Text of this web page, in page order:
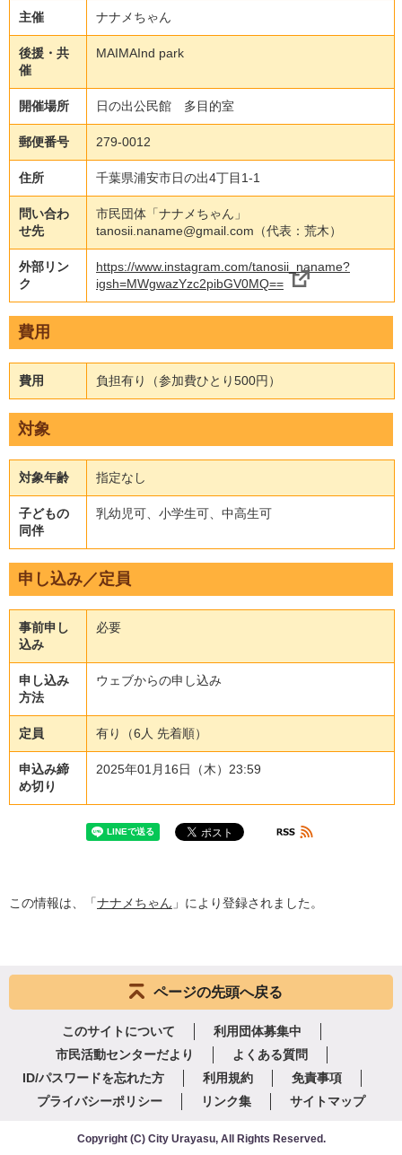
主催 ナナメちゃん
後援・共
催
MAIMAInd park
開催場所 日の出公民館 多目的室
郵便番号 279-0012
住所 千葉県浦安市日の出4丁目1-1
問い合わ
せ先
市民団体「ナナメちゃん」
tanosii.naname@gmail.com（代表：荒木）
外部リン
ク
https://www.instagram.com/tanosii_naname?
igsh=MWgwazYzc2pibGV0MQ==
費用
費用 負担有り（参加費ひとり500円）
対象
対象年齢 指定なし
子どもの
同伴
乳幼児可、小学生可、中高生可
申し込み／定員
事前申し
込み
必要
申し込み
方法
ウェブからの申し込み
定員 有り（6人 先着順）
申込み締
め切り
2025年01月16日（木）23:59
この情報は、「ナナメちゃん 」により登録されました。
ページの先頭へ戻る
このサイトについて
利用団体募集中
市民活動センターだより
よくある質問
ID/パスワードを忘れた方
利用規約
免責事項
プライバシーポリシー
リンク集 サイトマップ
Copyright (C) City Urayasu, All Rights Reserved.